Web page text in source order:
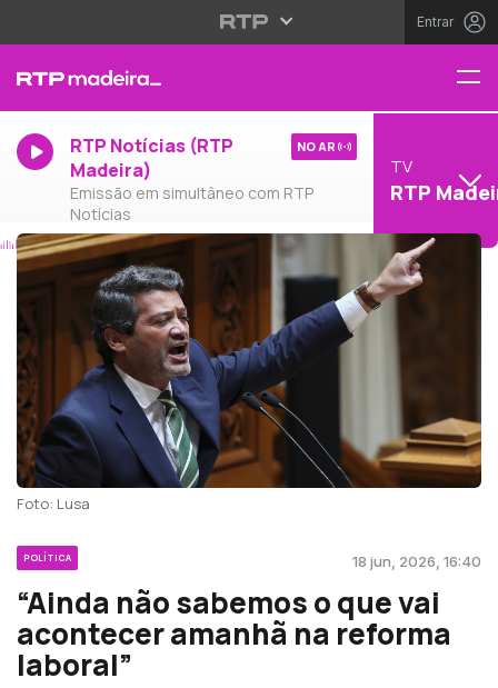
Entrar
RTP Notícias (RTP
Madeira)
Emissão em simultâneo com RTP
Notícias
NO AR
TV
RTP
Foto: Lusa
POLÍTICA 18 jun, 2026, 16:40
“Ainda não sabemos o que vai
acontecer amanhã na reforma
laboral”